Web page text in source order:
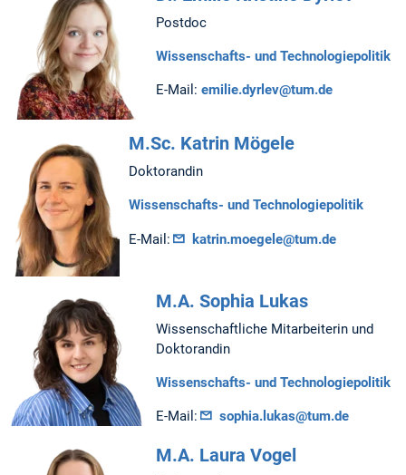
Postdoc
Wissenschafts- und Technologiepolitik
E-Mail: emilie.dyrlev@tum.de
M.Sc. Katrin Mögele
Doktorandin
Wissenschafts- und Technologiepolitik
E-Mail: katrin.moegele@tum.de
M.A. Sophia Lukas
Wissenschaftliche Mitarbeiterin und
Doktorandin
Wissenschafts- und Technologiepolitik
E-Mail: sophia.lukas@tum.de
M.A. Laura Vogel